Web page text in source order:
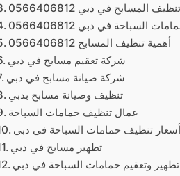
المسابح في دبي 0566406812
السباحة في دبي 0566406812
أهمية تنظيف المسابح 0566406812
شركة تعقيم مسابح في دبي
شركة صيانة مسابح في دبي
تنظيف وصيانة مسابح بدبي
عمال تنظيف حمامات السباحة
أسعار تنظيف حمامات السباحة في دبي
تطهير مسابح في دبي
تطهير وتعقيم حمامات السباحة في دبي